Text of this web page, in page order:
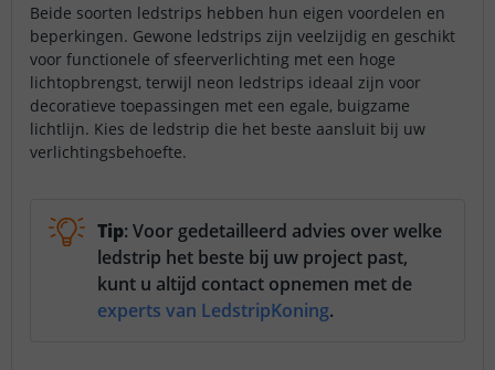
Beide soorten ledstrips hebben hun eigen voordelen en
beperkingen. Gewone ledstrips zijn veelzijdig en geschikt
voor functionele of sfeerverlichting met een hoge
lichtopbrengst, terwijl neon ledstrips ideaal zijn voor
decoratieve toepassingen met een egale, buigzame
lichtlijn. Kies de ledstrip die het beste aansluit bij uw
verlichtingsbehoefte.
Tip: Voor gedetailleerd advies over welke
ledstrip het beste bij uw project past,
kunt u altijd contact opnemen met de
experts van LedstripKoning.